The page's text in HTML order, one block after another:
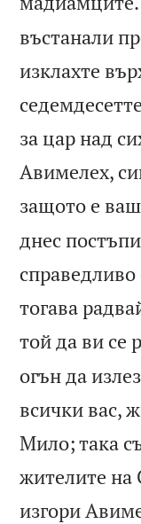
въстанали
изклахте
за цар над
Авимелех,
защото е
днес
тогава
той да ви се
огън да
всички вас,
Мило; така
жителите
изгори